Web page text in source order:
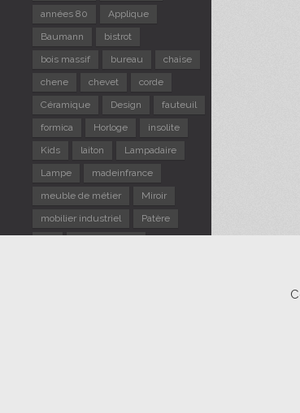
années 80
Applique
Baumann
bistrot
bois massif
bureau
chaise
chene
chevet
corde
Céramique
Design
fauteuil
formica
Horloge
insolite
Kids
laiton
Lampadaire
Lampe
madeinfrance
meuble de métier
Miroir
mobilier industriel
Patère